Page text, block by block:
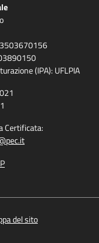
(IPA): UFLPIA
Certificata:
del sito